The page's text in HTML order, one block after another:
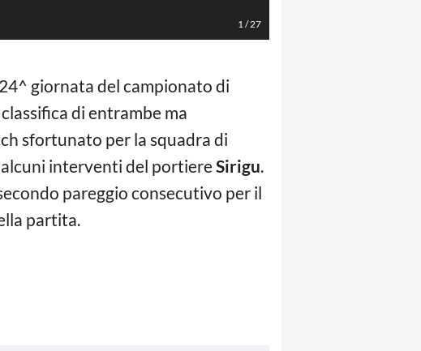
1/27
giornata del campionato di
di entrambe ma
sfortunato per la squadra di
interventi del portiereSirigu.
pareggio consecutivo per il
partita.